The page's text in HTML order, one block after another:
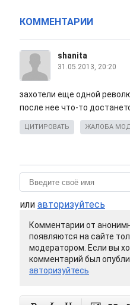
КОММЕНТАРИИ
shanita
31.05.2013, 20:20
захотели еще одной
после нее что-то
ЦИТИРОВАТЬ ЖАЛОБА
или авторизуйтесь
Комментарии от
появляются на сайте
модератором. Если вы
комментарий был
авторизуйтесь